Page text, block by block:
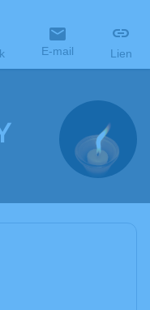
E-mail Lien